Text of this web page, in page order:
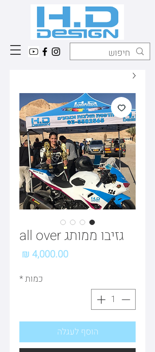
גזיבו ממותג all over
כמות*
הוסף לעגלה